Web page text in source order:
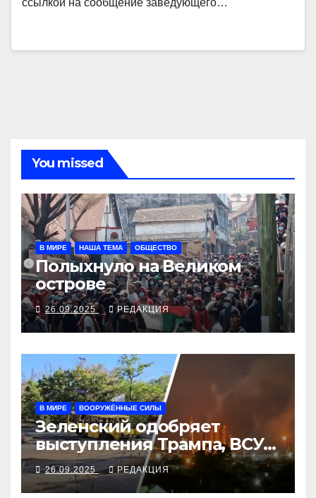
You missed
В МИРЕ НАША ТЕМА ОБЩЕСТВО
Полыхнуло на Великом
острове
26.09.2025 РЕДАКЦИЯ
В МИРЕ ВООРУЖЁННЫЕ СИЛЫ
Зеленский одобряет
выступления Трампа, ВСУ
закрыли Добропольский
рубеж
26.09.2025 РЕДАКЦИЯ